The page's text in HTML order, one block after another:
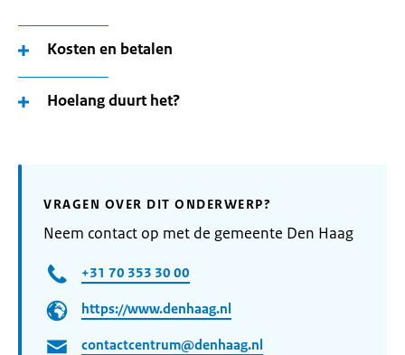
Kosten en betalen
Hoelang duurt het?
VRAGEN OVER DIT ONDERWERP?
Neem contact op met de gemeente Den Haag
+31 70 353 30 00
https://www.denhaag.nl
contactcentrum@denhaag.nl